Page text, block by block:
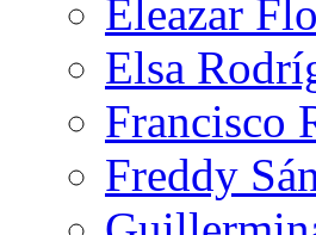
Eleazar
Elsa
Francisco
Freddy